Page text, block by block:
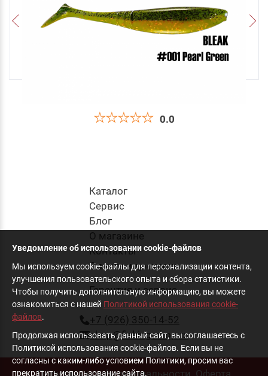
0.0
330
Каталог
Cервис
Блог
О магазине
Контакты
Оплата и доставка
Гарантия и сервис
+7 (926) 350-14-52
shop@fishing-shop.ru
Уведомление об использовании cookie-файлов
Мы используем cookie-файлы для персонализации контента,
улучшения пользовательского опыта и сбора статистики.
Чтобы получить дополнительную информацию, вы можете
ознакомиться с нашей Политикой использования cookie-
файлов.
Продолжая использовать данный сайт, вы соглашаетесь с
Политикой использования cookie-файлов. Если вы не
согласны с каким-либо условием Политики, просим вас
прекратить использование сайта.